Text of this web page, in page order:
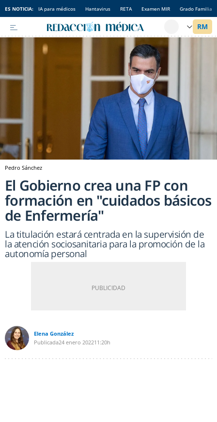
ES NOTICIA: IA para médicos Hantavirus RETA Examen MIR Grado Familia
Pedro Sánchez
El Gobierno crea una FP con
formación en "cuidados básicos
de Enfermería"
La titulación estará centrada en la supervisión de
la atención sociosanitaria para la promoción de la
autonomía personal
Elena González
Publicada24 enero 202211:20h